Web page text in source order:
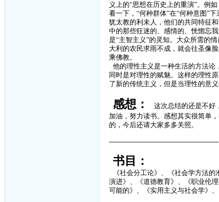
义上的“思想在历史上的重演”。例
看一下，“何种群体”在“何种意图”
犹太教的利未人，他们的共同特征
中的那些狂迷的、感情的、恍惚忘
是“主智主义”的灵知。大众所需的
大利的农民求雨不成，就会往圣像
乘佛教。
他的理性主义是一种生活的方法论
同时是对理性的赋魅。这样的理性
了新的传统主义，但是当理性的意
感想：
这次总结的还是不好
加油，努力读书。感想其实很简单
的，今后还请大家多多关照。
————————————————
书目：
《社会分工论》、《社会学方法的
演进》、《道德教育》、《职业伦
可能的》、《实用主义与社会学》